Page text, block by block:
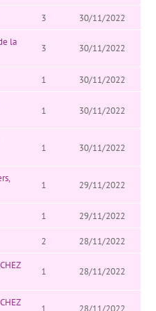
3
30/11/2022
la
3 30/11/2022
1
30/11/2022
1 30/11/2022
1 30/11/2022
1 29/11/2022
1 29/11/2022
2
28/11/2022
1 28/11/2022
1 28/11/2022